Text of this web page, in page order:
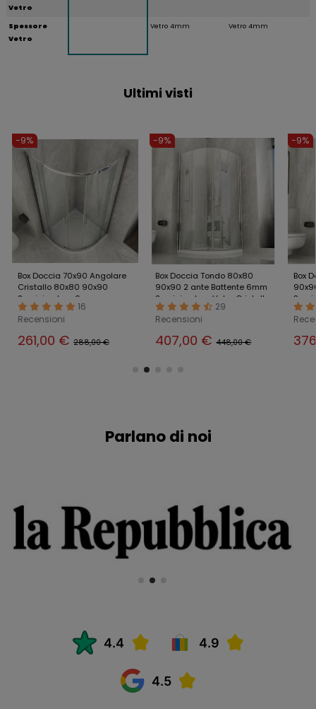
Vetro
Spessore
Vetro
Vetro 4mm Vetro 4mm
Ultimi visti
-9%
Box Doccia 70x90 Angolare
Cristallo 80x80 90x90
Semicircolare 6mm
Scorrevole 190 16
Recensioni
261,00 € 288,00 €
-9%
Box Doccia Tondo 80x80
90x90 2 ante Battente 6mm
Semicircolare Vetro Cristallo
29
Recensioni
407,00 €448,00 €
-9%
Box
Parlano di noi